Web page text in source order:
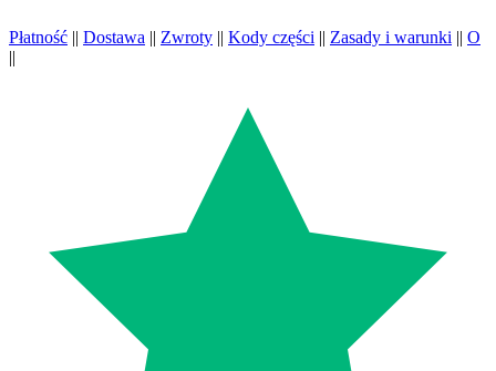
Płatność || Dostawa || Zwroty || Kody części || Zasady i warunki || O
||